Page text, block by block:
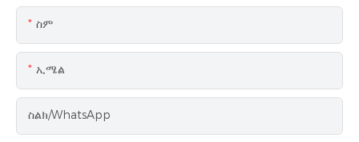
ስም
ኢሜል
ስልክ/WhatsApp